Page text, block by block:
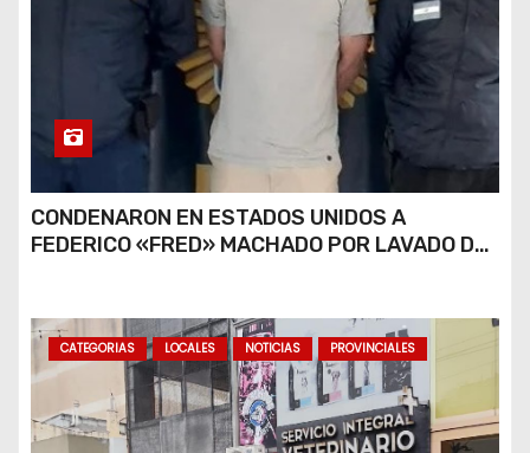
CONDENARON EN ESTADOS UNIDOS A
FEDERICO «FRED» MACHADO POR LAVADO DE
CATEGORIAS LOCALES NOTICIAS PROVINCIALES